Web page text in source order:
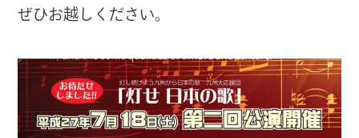
ぜひお越しください。